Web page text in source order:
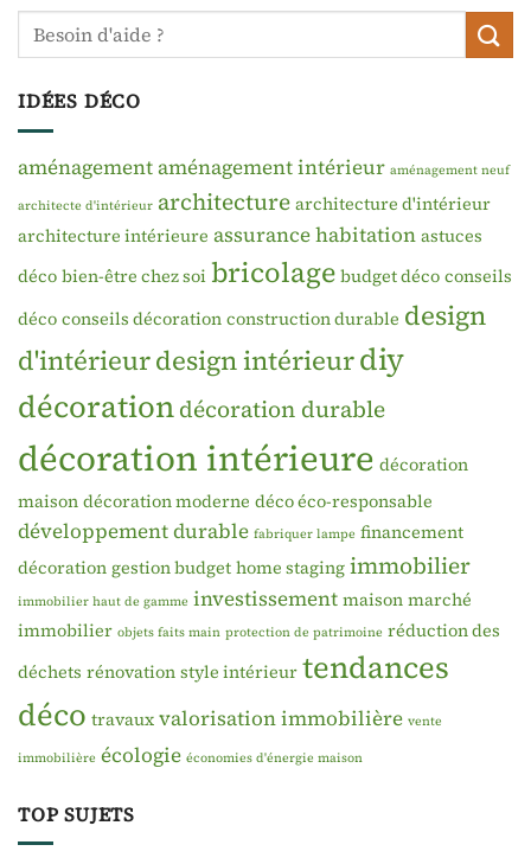
IDÉES DÉCO
aménagementaménagement intérieur aménagement neuf
architecte d'intérieur architecture architecture d'intérieur
architecture intérieure assurance habitation astuces
déco bien-être chez soi bricolage budget déco conseils
déco conseils décoration construction durable design
d'intérieurdesign intérieurdiy
décorationdécoration durable
décoration intérieure décoration
maison décoration moderne déco éco-responsable
développement durable fabriquer lampe financement
décoration gestion budget home staging immobilier
immobilier haut de gamme investissement maison marché
immobilier objets faits main protection de patrimoine réduction des
déchets rénovation style intérieur tendances
déco travaux valorisation immobilière vente
immobilière écologie économies d'énergie maison
TOP SUJETS